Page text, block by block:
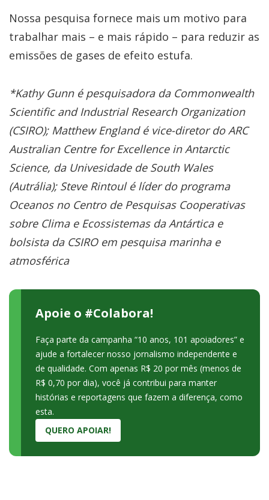
Nossa pesquisa fornece mais um motivo para
trabalhar mais – e mais rápido – para reduzir as
emissões de gases de efeito estufa.
*Kathy Gunn é pesquisadora da Commonwealth
Scientific and Industrial Research Organization
(CSIRO); Matthew England é vice-diretor do ARC
Australian Centre for Excellence in Antarctic
Science, da Univesidade de South Wales
(Autrália); Steve Rintoul é líder do programa
Oceanos no Centro de Pesquisas Cooperativas
sobre Clima e Ecossistemas da Antártica e
bolsista da CSIRO em pesquisa marinha e
atmosférica
Apoie o #Colabora!
Faça parte da campanha “10 anos, 101 apoiadores” e
ajude a fortalecer nosso jornalismo independente e
de qualidade. Com apenas R$ 20 por mês (menos de
R$ 0,70 por dia), você já contribui para manter
histórias e reportagens que fazem a diferença, como
esta.
QUERO APOIAR!